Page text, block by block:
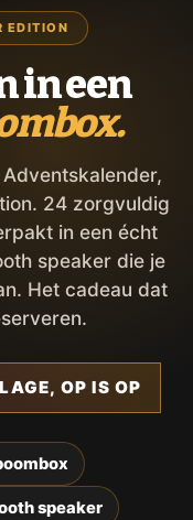
EDITION
in een
24 zorgvuldig
in een écht
speaker die je
Het cadeau dat
OP IS OP
speaker